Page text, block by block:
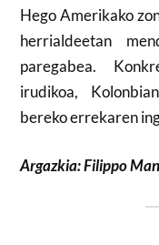
Hego Amerikako
herrialdeetan
paregabea.
irudikoa,
bereko errekaren
Argazkia: Filippo